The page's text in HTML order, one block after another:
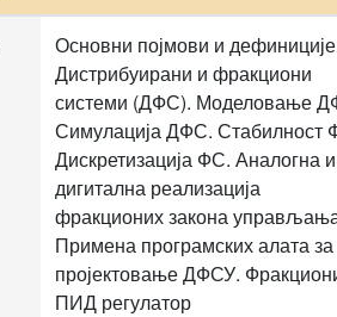
Основни појмови и
Дистрибуирани и фракциони
системи (ДФС). Моделовање
Симулација ДФС. Стабилност
Дискретизација ФС. Аналогна и
дигитална реализација
фракционих закона
Примена програмских алата за
пројектовање ДФСУ.
ПИД регулатор